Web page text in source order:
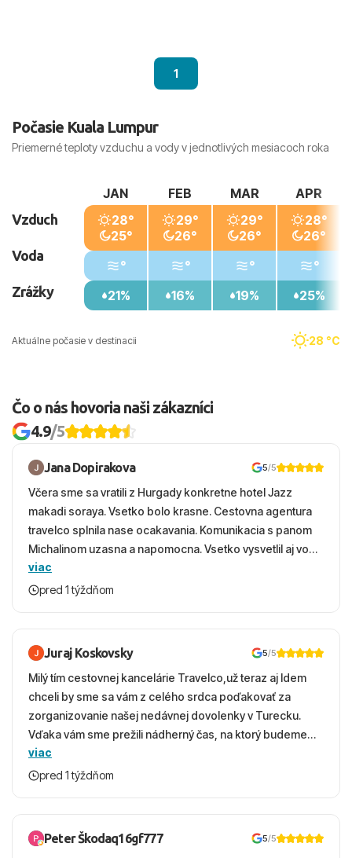
1
Počasie Kuala Lumpur
Priemerné teploty vzduchu a vody v jednotlivých mesiacoch roka
Aktuálne počasie v destinacii 28 °C
Vzduch
Voda
Zrážky
JAN
28°
25°
°
21%
FEB
29°
26°
°
16%
MAR
29°
26°
°
19%
APR
28°
26°
°
25%
Čo o nás hovoria naši zákazníci
4.9/5
Jana Dopirakova 5/5
Včera sme sa vratili z Hurgady konkretne hotel Jazz
makadi soraya. Vsetko bolo krasne. Cestovna agentura
travelco splnila nase ocakavania. Komunikacia s panom
Michalinom uzasna a napomocna. Vsetko vysvetlil aj vo
vecernych hodinach zaco sa ospravedlnujem. Hotel
krasny, cisty. Sluzby top. Strava, prostredie, more,
viac
pred 1 týždňom
Juraj Koskovsky 5/5
Milý tím cestovnej kancelárie Travelco,už teraz aj Idem
chceli by sme sa vám z celého srdca poďakovať za
zorganizovanie našej nedávnej dovolenky v Turecku.
Vďaka vám sme prežili nádherný čas, na ktorý budeme
ešte dlho s úsmevom spomínať. ​Všetko prebehlo
absolútne hladko – od prvotného výberu zájazdu, cez
bola to trefa do čierneho! ​Čo nás dostalo najviac: ​Skvelé
služby a personál: Vždy usmievaví, ochotní a starostliví
viac
pred 1 týždňom
Peter Škodaq16gf777 5/5